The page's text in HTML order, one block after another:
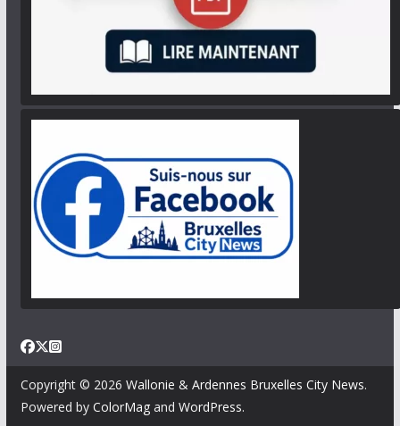
Copyright © 2026 Wallonie & Ardennes Bruxelles City News.
Powered by ColorMagand WordPress.